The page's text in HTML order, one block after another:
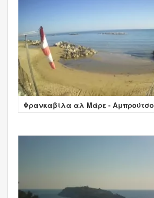
Φρανκαβίλα αλ Μάρε - Αμπρούτσο